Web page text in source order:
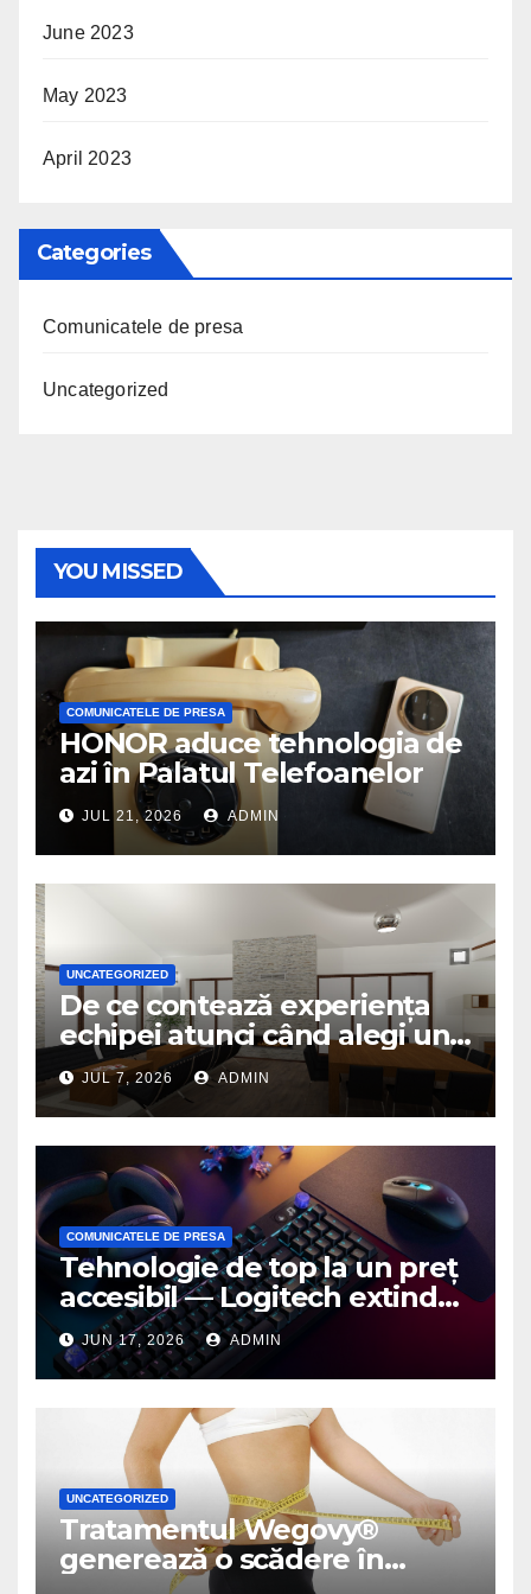
June 2023
May 2023
April 2023
Categories
Comunicatele de presa
Uncategorized
YOU MISSED
COMUNICATELE DE PRESA
HONOR aduce tehnologia de
azi în Palatul Telefoanelor
JUL 21, 2026 ADMIN
UNCATEGORIZED
De ce contează experiența
echipei atunci când alegi un
birou de arhitectură
JUL 7, 2026 ADMIN
COMUNICATELE DE PRESA
Tehnologie de top la un preț
accesibil — Logitech extinde
seria G3 cu un nou mouse și
o nouă tastatură pentru
gaming pe PC
JUN 17, 2026 ADMIN
UNCATEGORIZED
Tratamentul Wegovy®
generează o scădere în